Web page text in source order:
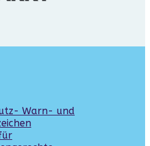
Warn- und